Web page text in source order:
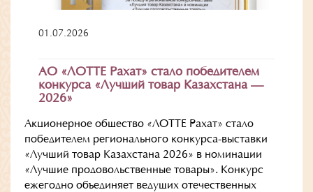
01.07.2026
АО «ЛОТТЕ Рахат» стало победителем
конкурса «Лучший товар Казахстана —
2026»
Акционерное общество «ЛОТТЕ Рахат» стало
победителем регионального конкурса-выставки
«Лучший товар Казахстана 2026» в номинации
«Лучшие продовольственные товары». Конкурс
ежегодно объединяет ведущих отечественных